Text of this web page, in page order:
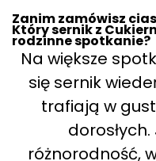
Zanim zamówisz
Który sernik z
rodzinne spotkanie?
Na większe
się sernik
trafiają w
różnorodność,